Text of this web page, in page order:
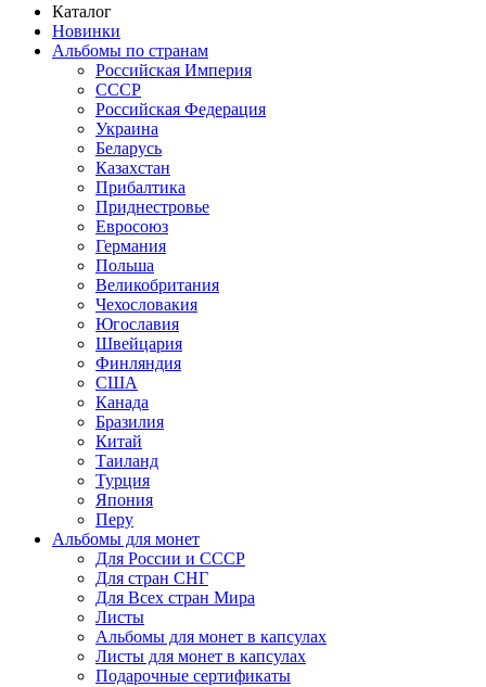
Каталог
Новинки
Альбомы по странам
Российская Империя
СССР
Российская Федерация
Украина
Беларусь
Казахстан
Прибалтика
Приднестровье
Евросоюз
Германия
Польша
Великобритания
Чехословакия
Югославия
Швейцария
Финляндия
США
Канада
Бразилия
Китай
Таиланд
Турция
Япония
Перу
Альбомы для монет
Для России и СССР
Для стран СНГ
Для Всех стран Мира
Листы
Альбомы для монет в капсулах
Листы для монет в капсулах
Подарочные сертификаты